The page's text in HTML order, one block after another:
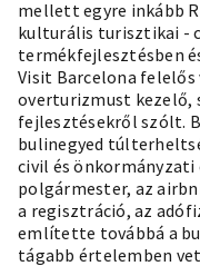
mellett egyre inkább
kulturális turisztikai -
termékfejlesztésben
Visit Barcelona
overturizmust
fejlesztésekről szólt.
bulinegyed
civil és önkormányzati
polgármester, az
a regisztráció, az
említette továbbá a
tágabb értelemben